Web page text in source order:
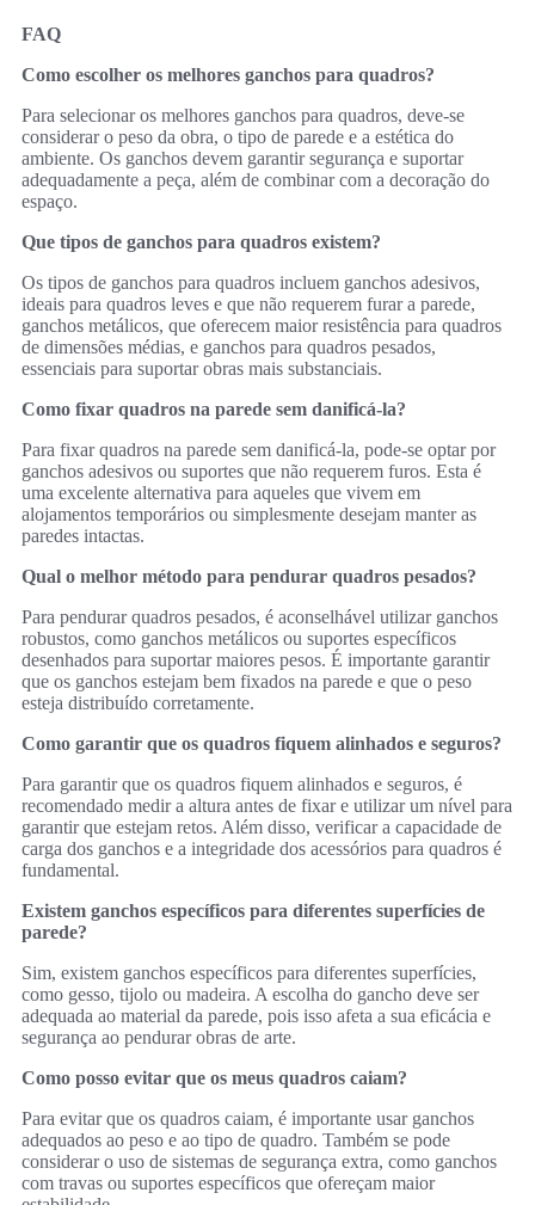
FAQ
Como escolher os melhores ganchos para quadros?
Para selecionar os melhores ganchos para quadros, deve-se
considerar o peso da obra, o tipo de parede e a estética do
ambiente. Os ganchos devem garantir segurança e suportar
adequadamente a peça, além de combinar com a decoração do
espaço.
Que tipos de ganchos para quadros existem?
Os tipos de ganchos para quadros incluem ganchos adesivos,
ideais para quadros leves e que não requerem furar a parede,
ganchos metálicos, que oferecem maior resistência para quadros
de dimensões médias, e ganchos para quadros pesados,
essenciais para suportar obras mais substanciais.
Como fixar quadros na parede sem danificá-la?
Para fixar quadros na parede sem danificá-la, pode-se optar por
ganchos adesivos ou suportes que não requerem furos. Esta é
uma excelente alternativa para aqueles que vivem em
alojamentos temporários ou simplesmente desejam manter as
paredes intactas.
Qual o melhor método para pendurar quadros pesados?
Para pendurar quadros pesados, é aconselhável utilizar ganchos
robustos, como ganchos metálicos ou suportes específicos
desenhados para suportar maiores pesos. É importante garantir
que os ganchos estejam bem fixados na parede e que o peso
esteja distribuído corretamente.
Como garantir que os quadros fiquem alinhados e seguros?
Para garantir que os quadros fiquem alinhados e seguros, é
recomendado medir a altura antes de fixar e utilizar um nível para
garantir que estejam retos. Além disso, verificar a capacidade de
carga dos ganchos e a integridade dos acessórios para quadros é
fundamental.
Existem ganchos específicos para diferentes superfícies de
parede?
Sim, existem ganchos específicos para diferentes superfícies,
como gesso, tijolo ou madeira. A escolha do gancho deve ser
adequada ao material da parede, pois isso afeta a sua eficácia e
segurança ao pendurar obras de arte.
Como posso evitar que os meus quadros caiam?
Para evitar que os quadros caiam, é importante usar ganchos
adequados ao peso e ao tipo de quadro. Também se pode
considerar o uso de sistemas de segurança extra, como ganchos
com travas ou suportes específicos que ofereçam maior